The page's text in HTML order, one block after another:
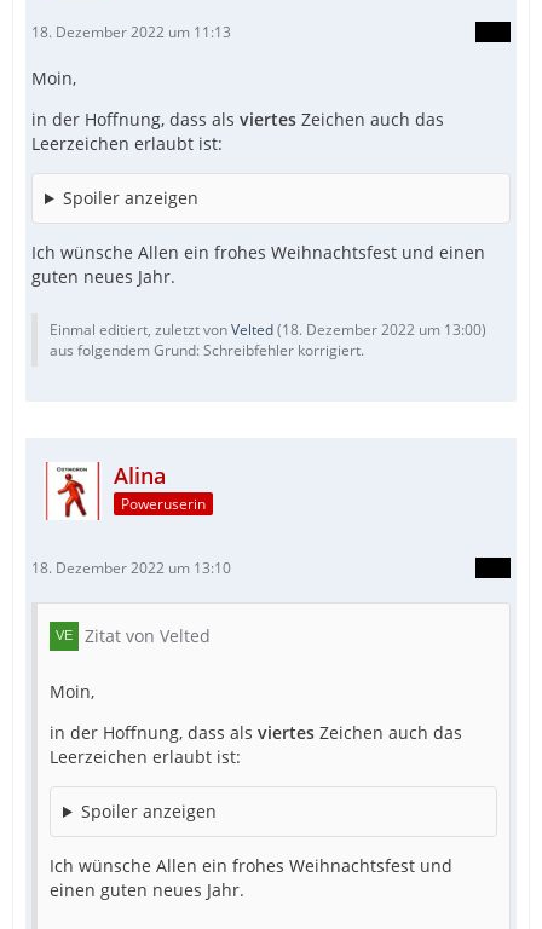
18. Dezember 2022 um 11:13
Moin,
in der Hoffnung, dass als viertes Zeichen auch das
Leerzeichen erlaubt ist:
Spoiler anzeigen
Ich wünsche Allen ein frohes Weihnachtsfest und einen
guten neues Jahr.
Einmal editiert, zuletzt vonVelted(18. Dezember 2022 um 13:00)
aus folgendem Grund: Schreibfehler korrigiert.
Alina
Poweruserin
18. Dezember 2022 um 13:10
Zitat von Velted
Moin,
in der Hoffnung, dass als viertes Zeichen auch das
Leerzeichen erlaubt ist:
Spoiler anzeigen
Ich wünsche Allen ein frohes Weihnachtsfest und
einen guten neues Jahr.